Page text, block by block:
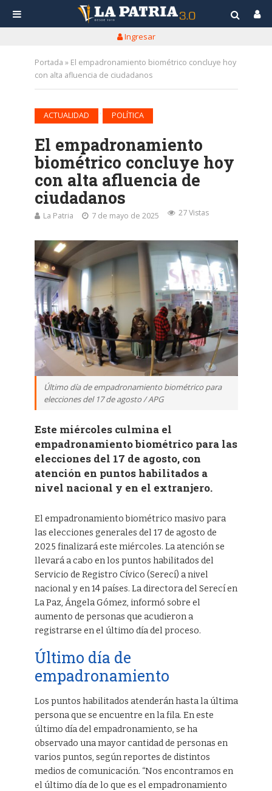
Ingresar
Portada » El empadronamiento biométrico concluye hoy
con alta afluencia de ciudadanos
ACTUALIDAD POLÍTICA
El empadronamiento
biométrico concluye hoy
con alta afluencia de
ciudadanos
La Patria 7 de mayo de 2025 27 Vistas
Último día de empadronamiento biométrico para
elecciones del 17 de agosto / APG
Este miércoles culmina el
empadronamiento biométrico para las
elecciones del 17 de agosto, con
atención en puntos habilitados a
nivel nacional y en el extranjero.
El empadronamiento biométrico masivo para
las elecciones generales del 17 de agosto de
2025 finalizará este miércoles. La atención se
llevará a cabo en los puntos habilitados del
Servicio de Registro Cívico (Serecí) a nivel
nacional y en 14 países. La directora del Serecí en
La Paz, Ángela Gómez, informó sobre el
aumento de personas que acudieron a
registrarse en el último día del proceso.
Último día de
empadronamiento
Los puntos habilitados atenderán hasta la última
persona que se encuentre en la fila. En este
último día del empadronamiento, se ha
observado una mayor cantidad de personas en
varios puntos, según reportes de distintos
medios de comunicación. “Nos encontramos en
el último día de lo que es el empadronamiento